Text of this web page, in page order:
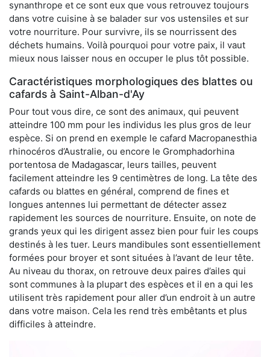
synanthrope et ce sont eux que vous retrouvez toujours
dans votre cuisine à se balader sur vos ustensiles et sur
votre nourriture. Pour survivre, ils se nourrissent des
déchets humains. Voilà pourquoi pour votre paix, il vaut
mieux nous laisser nous en occuper le plus tôt possible.
Caractéristiques morphologiques des blattes ou
cafards à Saint-Alban-d'Ay
Pour tout vous dire, ce sont des animaux, qui peuvent
atteindre 100 mm pour les individus les plus gros de leur
espèce. Si on prend en exemple le cafard Macropanesthia
rhinocéros d’Australie, ou encore le Gromphadorhina
portentosa de Madagascar, leurs tailles, peuvent
facilement atteindre les 9 centimètres de long. La tête des
cafards ou blattes en général, comprend de fines et
longues antennes lui permettant de détecter assez
rapidement les sources de nourriture. Ensuite, on note de
grands yeux qui les dirigent assez bien pour fuir les coups
destinés à les tuer. Leurs mandibules sont essentiellement
formées pour broyer et sont situées à l’avant de leur tête.
Au niveau du thorax, on retrouve deux paires d’ailes qui
sont communes à la plupart des espèces et il en a qui les
utilisent très rapidement pour aller d’un endroit à un autre
dans votre maison. Cela les rend très embêtants et plus
difficiles à atteindre.